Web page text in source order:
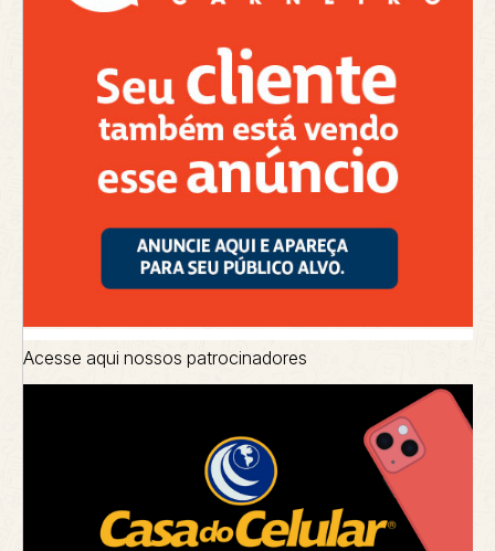
Acesse aqui nossos patrocinadores